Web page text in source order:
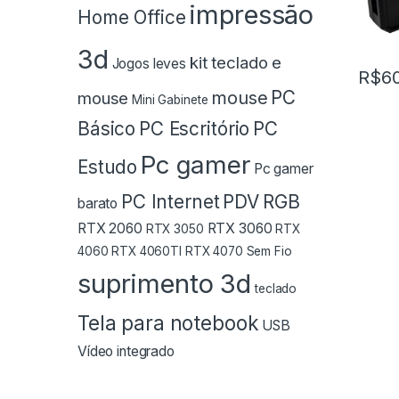
R$
Home Office impressão
3d Jogos leves kit teclado e
mouse Mini Gabinete mouse PC
Básico PC Escritório PC
Estudo Pc gamer Pc gamer
barato PC Internet PDV RGB
RTX 2060 RTX 3050 RTX 3060 RTX
4060 RTX 4060TI RTX 4070 Sem Fio
suprimento 3d teclado
Tela para notebook USB
Vídeo integrado